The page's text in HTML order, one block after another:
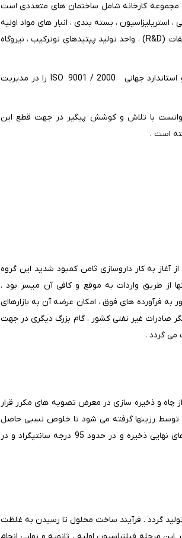
. مجموعه کارخانه شامل ساختمان های متعددی است
، بسته بندی ، انبار های مواد اولیه
، محصول و قرنطینه ، آزمایشگاه های شیمیایی ، فارماکولوژی و میکروبیولوژی ، آزمایشگاه تحقیقات (R&D) ، واحد تولید پپتیدهای نوترکیب ، نیروگاه
این شرکت به منظور ورود به بازارهای بین المللی دارو به استاندارد ( G.M.P ) اکتفا ننموده و استاندارد جهانی ISO 9001 / 2000 را در مدیریت
توانست با تلاش و کوشش پیگیر در جهت قطع این
آغاز به کار داروسازی ثامن کمبود شدید این گروه
از طریق واردات به موقع و کافی آن میسر بود .
فرآورده های فوق ، امکان عرضه آن به بازارهاای
صادرات غیر نفتی کشور ، گام بزرگ دیگری در جهت
می گردد .
و ذخیره سازی در معرض تصویه های مکرر قرار
توسط رزینها گرفته می شود تا خلوص نسبی حاصل
گردد . در این مرحله پس از انجام عمل تقطیر به منظور جلوگیری از رشد میکروبها در تانک های نهایی ذخیره و در حدود 95 درجه سانتیگراد و در
گردد . فرآیند ساخت محلول تا رسیدن به غلظت